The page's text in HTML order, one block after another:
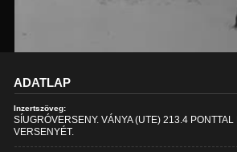
ADATLAP
Inzertszöveg:
SÍUGRÓVERSENY. VÁNYA (UTE) 213.4
VERSENYÉT.